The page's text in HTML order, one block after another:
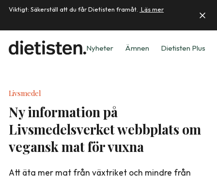
Viktigt: Säkerställ att du får Dietisten framåt. Läs mer
Nyheter Ämnen Dietisten Plus
Livsmedel
Ny information på
Livsmedelsverket webbplats om
vegansk mat för vuxna
Att äta mer mat från växtriket och mindre från